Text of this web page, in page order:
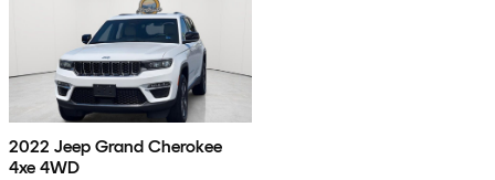
2022 Jeep Grand Cherokee
4xe 4WD